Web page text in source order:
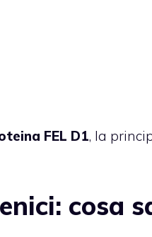
FEL D1, la
cosa